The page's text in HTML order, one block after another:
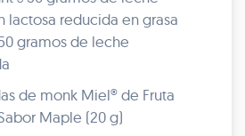
lactosa reducida en grasa
gramos de leche
de monk Miel® de Fruta
Maple (20 g)